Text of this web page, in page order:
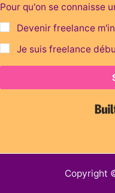
Pour qu'on se connaisse
Devenir freelance
Je suis freelance
Copyright